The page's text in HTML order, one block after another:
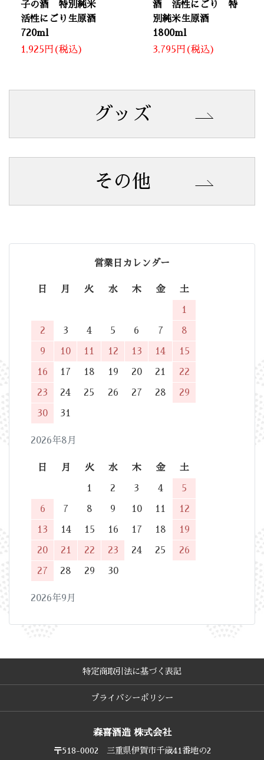
子の酒 特別純米
活性にごり生原酒
720ml
1,925円(税込)
酒 活性にごり 特
別純米生原酒
1800ml
3,795円(税込)
グッズ
その他
営業日カレンダー
2026年8月
日 月 火 水 木 金 土
1
2 3 4 5 6 7 8
9 10 11 12 13 14 15
16 17 18 19 20 21 22
23 24 25 26 27 28 29
30 31
2026年9月
日 月 火 水 木 金 土
1 2 3 4 5
6 7 8 9 10 11 12
13 14 15 16 17 18 19
20 21 22 23 24 25 26
27 28 29 30
特定商取引法に基づく表記
プライバシーポリシー
森喜酒造 株式会社
〒518-0002 三重県伊賀市千歳41番地の2